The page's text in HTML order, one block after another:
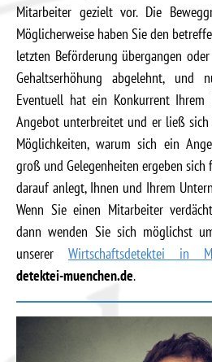
Mitarbeiter gezielt vor. Die
Möglicherweise haben Sie den
letzten Beförderung übergangen
Gehaltserhöhung abgelehnt,
Eventuell hat ein Konkurrent
Angebot unterbreitet und er ließ
Möglichkeiten, warum sich ein
groß und Gelegenheiten ergeben sich
darauf anlegt, Ihnen und Ihrem
Wenn Sie einen Mitarbeiter
dann wenden Sie sich möglichst
unserer Wirtschaftsdetektei in
detektei-muenchen.de.